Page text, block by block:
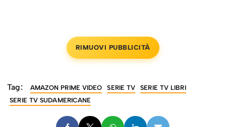
RIMUOVI PUBBLICITÀ
Tag: AMAZON PRIME VIDEO SERIE TV
SERIE TV LIBRI
SERIE TV SUDAMERICANE